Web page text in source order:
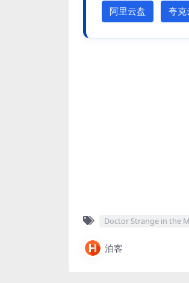
阿里云盘 夸克
Doctor Strange in the
泊客